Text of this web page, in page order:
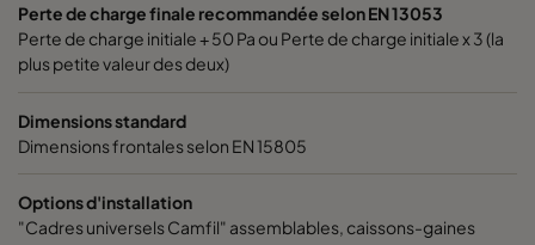
Perte de charge finale recommandée selon EN 13053
Perte de charge initiale + 50 Pa ou Perte de charge initiale x 3 (la
plus petite valeur des deux)
Dimensions standard
Dimensions frontales selon EN 15805
Options d'installation
"Cadres universels Camfil" assemblables, caissons-gaines